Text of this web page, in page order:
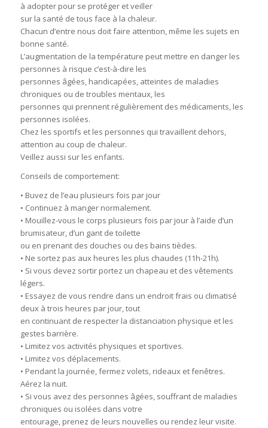
à adopter pour se protéger et veiller
sur la santé de tous face à la chaleur.
Chacun d’entre nous doit faire attention, même les sujets en
bonne santé.
L’augmentation de la température peut mettre en danger les
personnes à risque c’est-à-dire les
personnes âgées, handicapées, atteintes de maladies
chroniques ou de troubles mentaux, les
personnes qui prennent régulièrement des médicaments, les
personnes isolées.
Chez les sportifs et les personnes qui travaillent dehors,
attention au coup de chaleur.
Veillez aussi sur les enfants.
Conseils de comportement:
• Buvez de l’eau plusieurs fois par jour
• Continuez à manger normalement.
• Mouillez-vous le corps plusieurs fois par jour à l’aide d’un
brumisateur, d’un gant de toilette
ou en prenant des douches ou des bains tièdes.
• Ne sortez pas aux heures les plus chaudes (11h-21h).
• Si vous devez sortir portez un chapeau et des vêtements
légers.
• Essayez de vous rendre dans un endroit frais ou climatisé
deux à trois heures par jour, tout
en continuant de respecter la distanciation physique et les
gestes barrière.
• Limitez vos activités physiques et sportives.
• Limitez vos déplacements.
• Pendant la journée, fermez volets, rideaux et fenêtres.
Aérez la nuit.
• Si vous avez des personnes âgées, souffrant de maladies
chroniques ou isolées dans votre
entourage, prenez de leurs nouvelles ou rendez leur visite.